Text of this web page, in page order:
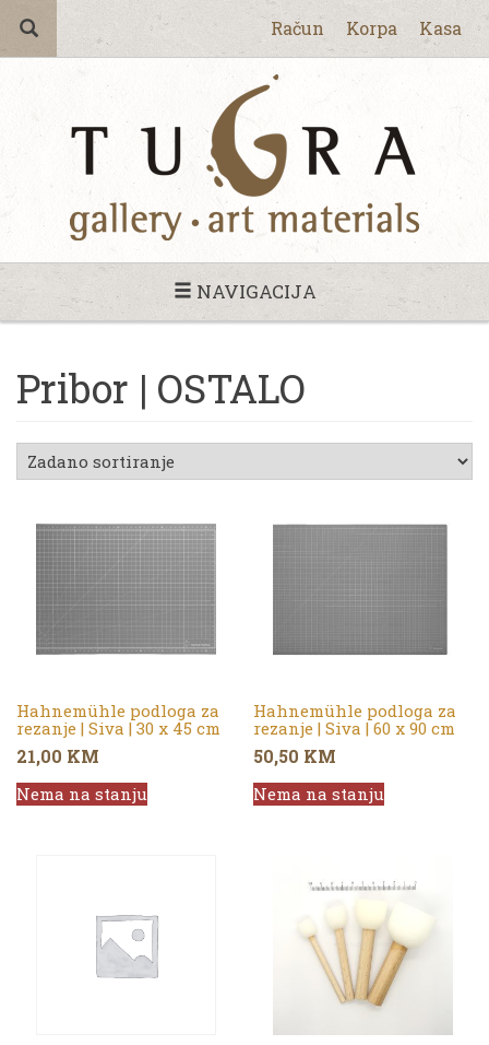
Račun Korpa Kasa
NAVIGACIJA
Pribor | OSTALO
Hahnemühle podloga za
rezanje | Siva | 30 x 45 cm
21,00 KM
Nema na stanju
Hahnemühle podloga za
rezanje | Siva | 60 x 90 cm
50,50 KM
Nema na stanju